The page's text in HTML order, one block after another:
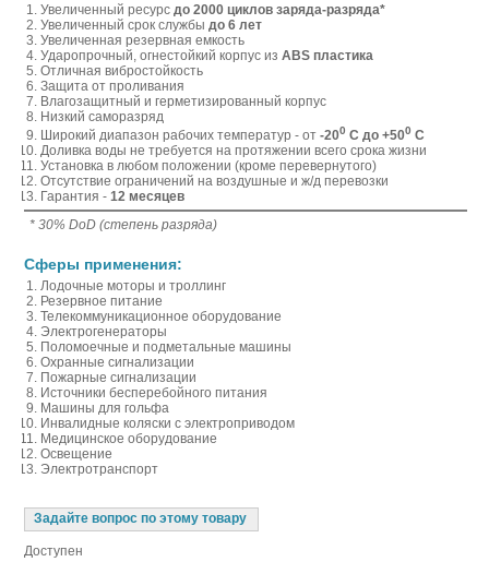
Увеличенный ресурс до 2000 циклов заряда-разряда*
Увеличенный срок службы до 6 лет
Увеличенная резервная емкость
Ударопрочный, огнестойкий корпус из ABS пластика
Отличная вибростойкость
Защита от проливания
Влагозащитный и герметизированный корпус
Низкий саморазряд
Широкий диапазон рабочих температур - от -200 С до +500 С
Доливка воды не требуется на протяжении всего срока жизни
Установка в любом положении (кроме перевернутого)
Отсутствие ограничений на воздушные и ж/д перевозки
Гарантия - 12 месяцев
* 30% DoD (степень разряда)
Сферы применения:
Лодочные моторы и троллинг
Резервное питание
Телекоммуникационное оборудование
Электрогенераторы
Поломоечные и подметальные машины
Охранные сигнализации
Пожарные сигнализации
Источники бесперебойного питания
Машины для гольфа
Инвалидные коляски с электроприводом
Медицинское оборудование
Освещение
Электротранспорт
Задайте вопрос по этому товару
Доступен